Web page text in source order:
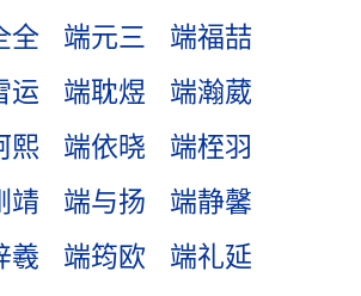
全 端元三
端福喆
运 端耽煜
端瀚葳
熙 端依晓
端桎羽
靖 端与扬
端静馨
羲 端筠欧
端礼延